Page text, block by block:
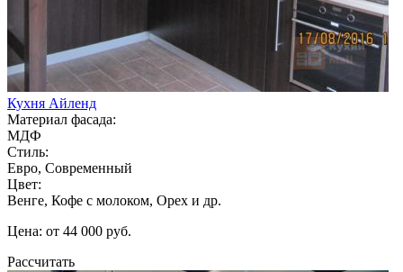
Кухня Айленд
Материал фасада:
МДФ
Стиль:
Евро, Современный
Цвет:
Венге, Кофе с молоком, Орех и др.
Цена: от 44 000 руб.
Рассчитать